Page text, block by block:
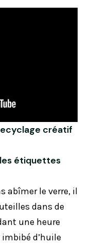
créatif
étiquettes
abîmer le verre, il
dans de
une heure
d’huile